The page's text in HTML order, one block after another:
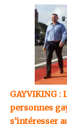
GAYVIKING :
personnes
s’intéresser